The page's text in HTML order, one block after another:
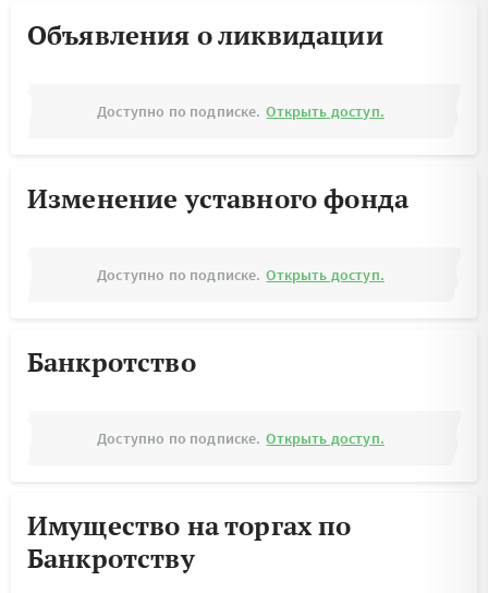
Объявления о ликвидации
Доступно по подписке. Открыть доступ.
Изменение уставного фонда
Доступно по подписке. Открыть доступ.
Банкротство
Доступно по подписке. Открыть доступ.
Имущество на торгах по
Банкротству